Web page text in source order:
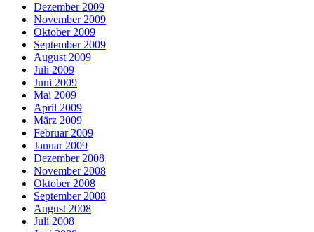
Dezember 2009
November 2009
Oktober 2009
September 2009
August 2009
Juli 2009
Juni 2009
Mai 2009
April 2009
März 2009
Februar 2009
Januar 2009
Dezember 2008
November 2008
Oktober 2008
September 2008
August 2008
Juli 2008